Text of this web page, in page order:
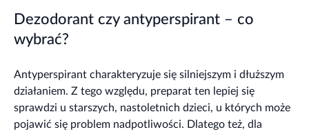
Dezodorant czy antyperspirant – co
wybrać?
Antyperspirant charakteryzuje się silniejszym i dłuższym
działaniem. Z tego względu, preparat ten lepiej się
sprawdzi u starszych, nastoletnich dzieci, u których może
pojawić się problem nadpotliwości. Dlatego też, dla